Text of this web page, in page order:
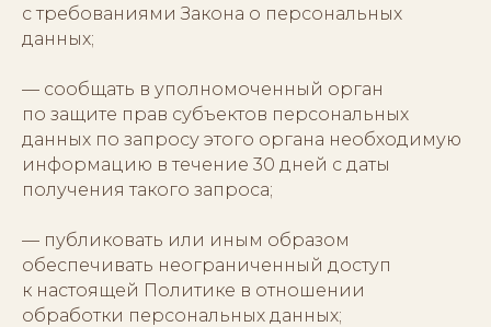
с требованиями Закона о персональных
данных;
— сообщать в уполномоченный орган
по защите прав субъектов персональных
данных по запросу этого органа необходимую
информацию в течение 30 дней с даты
получения такого запроса;
— публиковать или иным образом
обеспечивать неограниченный доступ
к настоящей Политике в отношении
обработки персональных данных;